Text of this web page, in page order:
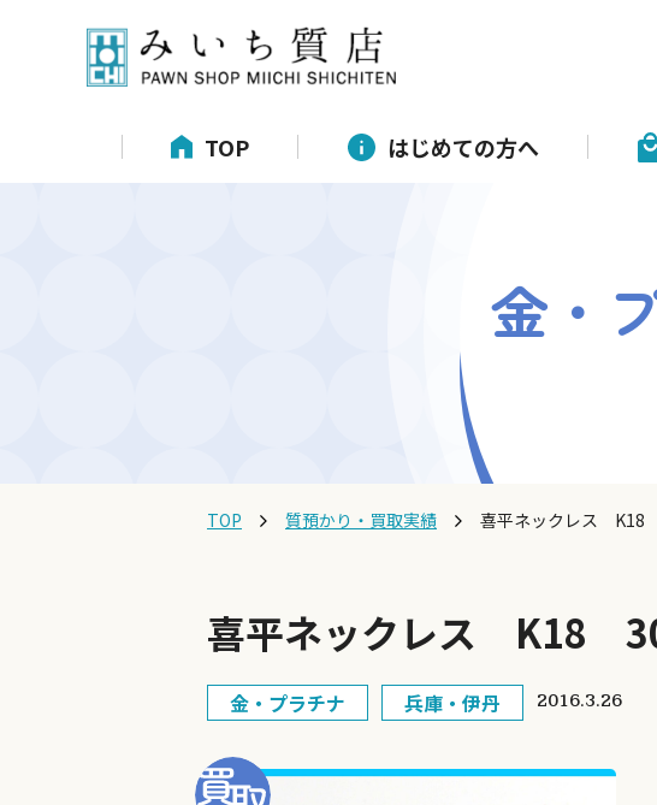
TOP はじめての方へ
金・
TOP 質預かり・買取実績 喜平ネックレス
喜平ネックレス K18
金・プラチナ 兵庫・伊丹 2016.3.26